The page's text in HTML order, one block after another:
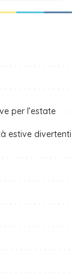
per l’estate
estive divertenti